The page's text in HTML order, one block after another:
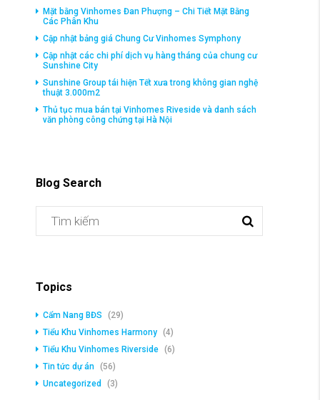
Mặt bằng Vinhomes Đan Phượng – Chi Tiết Mặt Bằng
Các Phân Khu
Cập nhật bảng giá Chung Cư Vinhomes Symphony
Cập nhật các chi phí dịch vụ hàng tháng của chung cư
Sunshine City
Sunshine Group tái hiện Tết xưa trong không gian nghệ
thuật 3.000m2
Thủ tục mua bán tại Vinhomes Riveside và danh sách
văn phòng công chứng tại Hà Nội
Blog Search
Topics
Cẩm Nang BĐS
(29)
Tiểu Khu Vinhomes Harmony (4)
Tiểu Khu Vinhomes Riverside (6)
Tin tức dự án (56)
Uncategorized
(3)